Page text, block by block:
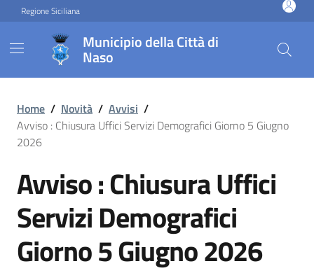
Vai ai contenuti
Vai al footer
Regione Siciliana
Municipio della Città di
Naso
Avviso : Chiusura Uffici
Home / Novità / Avvisi /
Avviso : Chiusura Uffici Servizi Demografici Giorno 5 Giugno
2026
Avviso : Chiusura Uffici
Servizi Demografici
Giorno 5 Giugno 2026